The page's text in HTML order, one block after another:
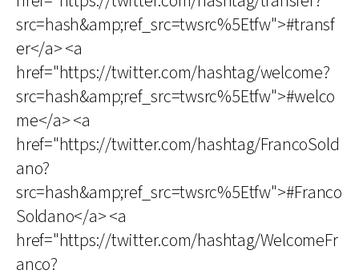
src=hash&amp;ref_src=twsrc%5Etfw">#transf
er</a> <a
href="https://twitter.com/hashtag/welcome?
src=hash&amp;ref_src=twsrc%5Etfw">#welco
me</a> <a
href="https://twitter.com/hashtag/FrancoSold
ano?
src=hash&amp;ref_src=twsrc%5Etfw">#Franco
Soldano</a> <a
href="https://twitter.com/hashtag/WelcomeFr
anco?